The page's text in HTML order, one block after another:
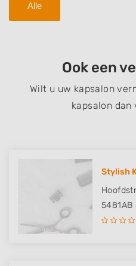
Alle
Ook een
Wilt u uw kapsalon
kapsalon dan
Stylish
5481AB